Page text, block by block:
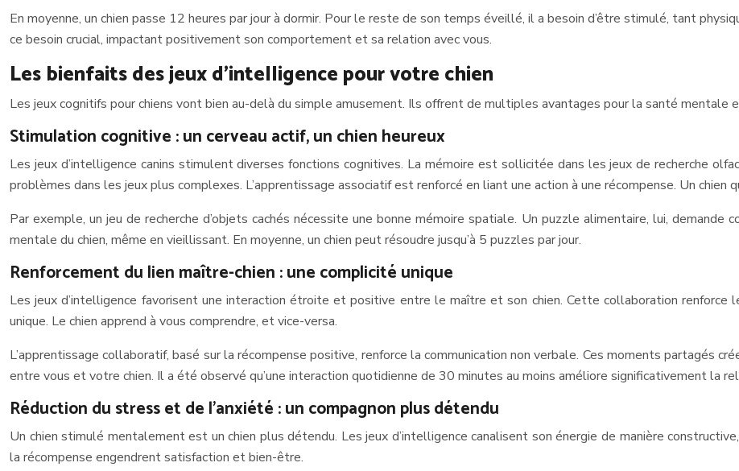
En moyenne, un chien passe 12 heures par jour à dormir. Pour le reste de son temps éveillé, il a besoin d’être stimulé, tant
ce besoin crucial, impactant positivement son comportement et sa relation avec vous.
Les bienfaits des jeux d’intelligence pour votre chien
Les jeux cognitifs pour chiens vont bien au-delà du simple amusement. Ils offrent de multiples avantages pour la santé mentale
Stimulation cognitive : un cerveau actif, un chien heureux
Les jeux d’intelligence canins stimulent diverses fonctions cognitives. La mémoire est sollicitée dans les jeux de recherche
problèmes dans les jeux plus complexes. L’apprentissage associatif est renforcé en liant une action à une récompense. Un chien
Par exemple, un jeu de recherche d’objets cachés nécessite une bonne mémoire spatiale. Un puzzle alimentaire, lui, demande
mentale du chien, même en vieillissant. En moyenne, un chien peut résoudre jusqu’à 5 puzzles par jour.
Renforcement du lien maître-chien : une complicité unique
Les jeux d’intelligence favorisent une interaction étroite et positive entre le maître et son chien. Cette collaboration
unique. Le chien apprend à vous comprendre, et vice-versa.
L’apprentissage collaboratif, basé sur la récompense positive, renforce la communication non verbale. Ces moments partagés
entre vous et votre chien. Il a été observé qu’une interaction quotidienne de 30 minutes au moins améliore significativement la
Réduction du stress et de l’anxiété : un compagnon plus détendu
Un chien stimulé mentalement est un chien plus détendu. Les jeux d’intelligence canalisent son énergie de manière
la récompense engendrent satisfaction et bien-être.